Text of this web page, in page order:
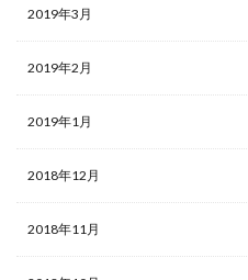
2019年3月
2019年2月
2019年1月
2018年12月
2018年11月